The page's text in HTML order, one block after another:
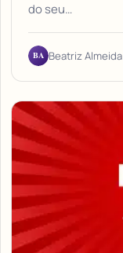
do seu…
BA Beatriz Almeida